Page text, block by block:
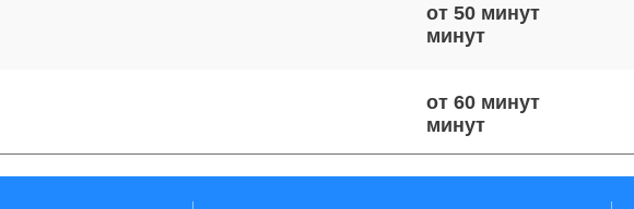
от 50 минут
от 60 минут